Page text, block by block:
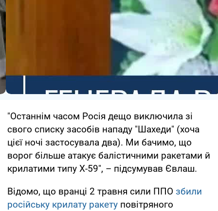
"Останнім часом Росія дещо виключила зі
свого списку засобів нападу "Шахеди" (хоча
цієї ночі застосувала два). Ми бачимо, що
ворог більше атакує балістичними ракетами й
крилатими типу Х-59", – підсумував Євлаш.
Відомо, що вранці 2 травня сили ППО збили
російську крилату ракету повітряного